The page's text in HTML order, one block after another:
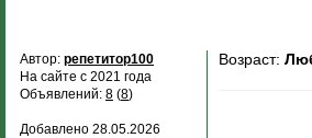
Автор: репетитор100
На сайте с 2021 года
Объявлений: 8 (8)
Добавлено 28.05.2026
Возраст: